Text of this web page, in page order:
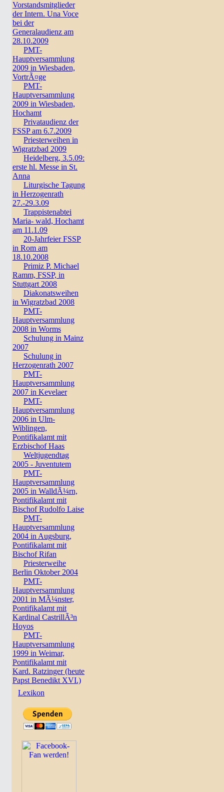
Vorstandsmitglieder
der Intern. Una Voce
bei der
Generalaudienz am
28.10.2009
PMT-
Hauptversammlung
2009 in Wiesbaden,
VortrÃ¤ge
PMT-
Hauptversammlung
2009 in Wiesbaden,
Hochamt
Privataudienz der
FSSP am 6.7.2009
Priesterweihen in
Wigratzbad 2009
Heidelberg, 3.5.09:
erste hl. Messe in St.
Anna
Liturgische Tagung
in Herzogenrath
27.-29.3.09
Trappistenabtei
Maria- wald, Hochamt
am 11.1.09
20-Jahrfeier FSSP
in Rom am
18.10.2008
Primiz P. Michael
Ramm, FSSP, in
Stuttgart 2008
Diakonatsweihen
in Wigratzbad 2008
PMT-
Hauptversammlung
2008 in Worms
Schulung in Mainz
2007
Schulung in
Herzogenrath 2007
PMT-
Hauptversammlung
2007 in Kevelaer
PMT-
Hauptversammlung
2006 in Ulm-
Wiblingen,
Pontifikalamt mit
Erzbischof Haas
Weltjugendtag
2005 - Juventutem
PMT-
Hauptversammlung
2005 in WalldÃ¼rn,
Pontifikalamt mit
Bischof Rudolfo Laise
PMT-
Hauptversammlung
2004 in Augsburg,
Pontifikalamt mit
Bischof Rifan
Priesterweihe
Berlin Oktober 2004
PMT-
Hauptversammlung
2001 in MÃ¼nster,
Pontifikalamt mit
Kardinal CastrillÃ³n
Hoyos
PMT-
Hauptversammlung
1999 in Weimar,
Pontifikalamt mit
Kard. Ratzinger (heute
Papst Benedikt XVI.)
Lexikon